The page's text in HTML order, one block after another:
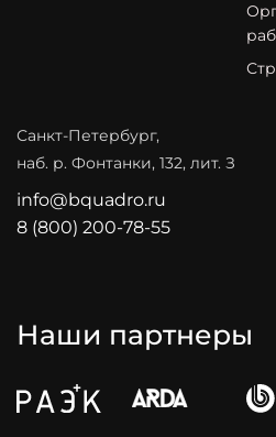
Санкт-Петербург,
наб. р. Фонтанки, 132, лит. З
info@bquadro.ru
8 (800) 200-78-55
Наши партнеры